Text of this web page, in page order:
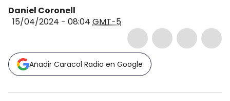
Daniel Coronell
15/04/2024 - 08:04 GMT-5
Añadir Caracol Radio en Google